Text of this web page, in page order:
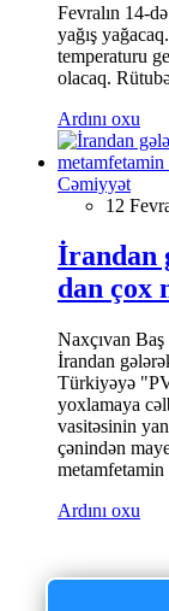
Fevralın 14-
yağış
temperaturu
olacaq.
Ardını oxu
Cəmiyyət
12
İrandan
dan çox
Naxçıvan
İrandan
Türkiyəyə
yoxlamaya
vasitəsinin
çənindən
Ardını oxu